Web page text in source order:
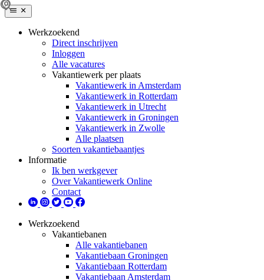
Werkzoekend
Direct inschrijven
Inloggen
Alle vacatures
Vakantiewerk per plaats
Vakantiewerk in Amsterdam
Vakantiewerk in Rotterdam
Vakantiewerk in Utrecht
Vakantiewerk in Groningen
Vakantiewerk in Zwolle
Alle plaatsen
Soorten vakantiebaantjes
Informatie
Ik ben werkgever
Over Vakantiewerk Online
Contact
Werkzoekend
Vakantiebanen
Alle vakantiebanen
Vakantiebaan Groningen
Vakantiebaan Rotterdam
Vakantiebaan Amsterdam